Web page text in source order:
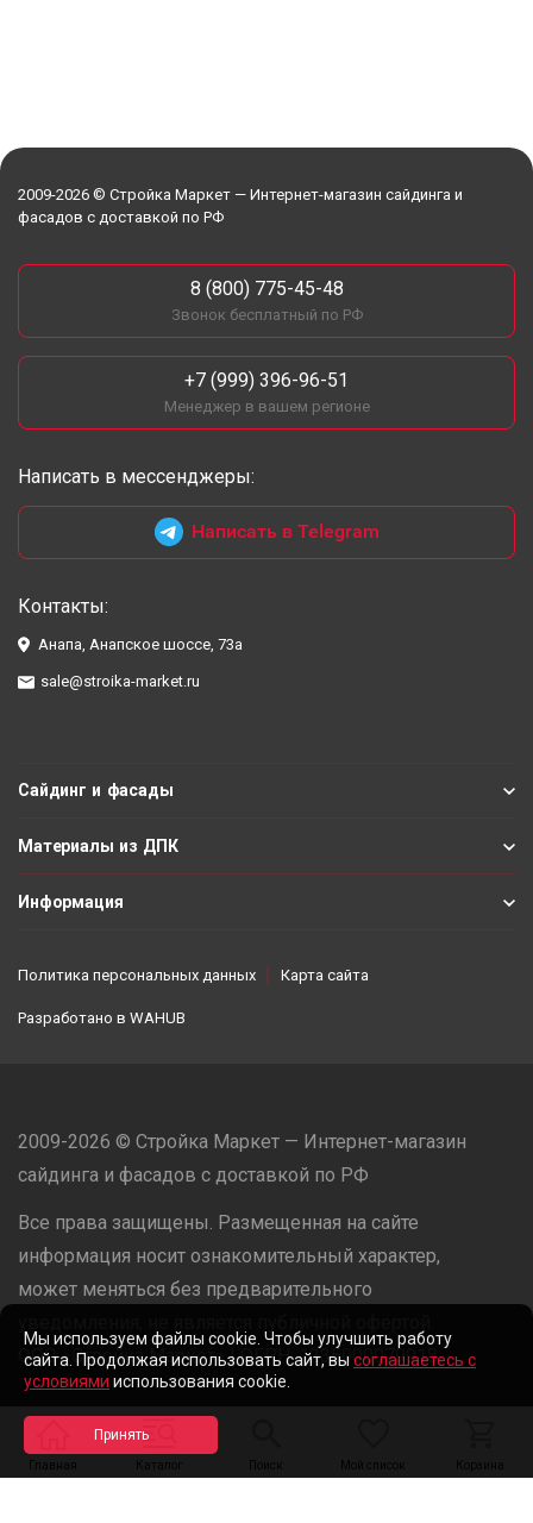
Главная Каталог Поиск Мой список Корзина
2009-2026 © Стройка Маркет — Интернет-магазин сайдинга и
фасадов с доставкой по РФ
8 (800) 775-45-48
Звонок бесплатный по РФ
+7 (999) 396-96-51
Менеджер в вашем регионе
Написать в мессенджеры:
Написать в Telegram
Контакты:
Анапа, Анапское шоссе, 73а
sale@stroika-market.ru
Сайдинг и фасады
Материалы из ДПК
Информация
Политика персональных данных Карта сайта
Разработано в WAHUB
2009-2026 © Стройка Маркет — Интернет-магазин
сайдинга и фасадов с доставкой по РФ
Все права защищены. Размещенная на сайте
информация носит ознакомительный характер,
может меняться без предварительного
ООО «Стройка Маркет» | ОГРН: 1235000079918
Разработано в
Мы используем файлы cookie. Чтобы улучшить работу
сайта. Продолжая использовать сайт, вы соглашаетесь с
условиями использования cookie.